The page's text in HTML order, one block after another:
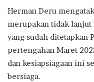
Herman Deru
merupakan tidak lanjut
yang sudah ditetapkan
pertengahan Maret
dan kesiapsiagaan ini
bersiaga.